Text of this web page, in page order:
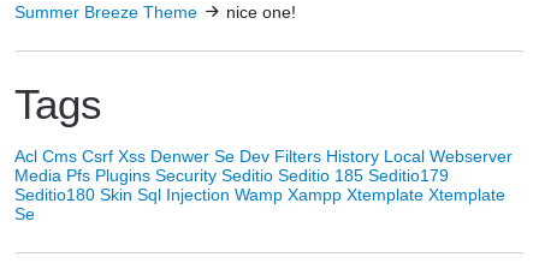
Summer Breeze Theme nice one!
Tags
Acl Cms Csrf Xss Denwer Se Dev Filters History Local Webserver
Media Pfs Plugins Security Seditio Seditio 185 Seditio179
Seditio180 Skin Sql Injection Wamp Xampp Xtemplate Xtemplate
Se